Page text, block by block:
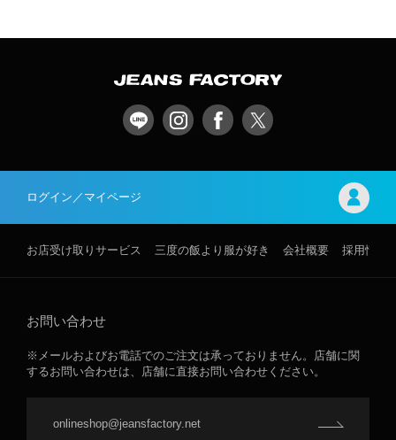
ログイン／マイページ
お店受け取りサービス 三度の飯より服が好き 会社概要 採用情報
お問い合わせ
※メールおよびお電話でのご注文は承っておりません。店舗に関
するお問い合わせは、店舗に直接お問い合わせください。
onlineshop@jeansfactory.net